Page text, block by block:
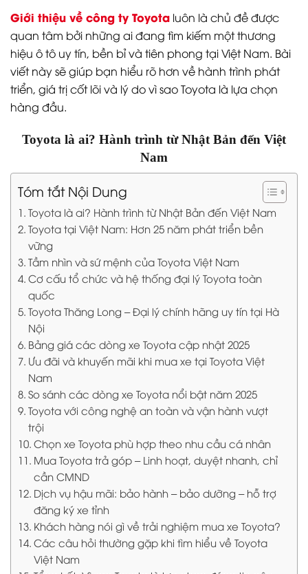
Giới thiệu về công ty Toyota luôn là chủ đề được
quan tâm bởi những ai đang tìm kiếm một thương
hiệu ô tô uy tín, bền bỉ và tiên phong tại Việt Nam. Bài
viết này sẽ giúp bạn hiểu rõ hơn về hành trình phát
triển, giá trị cốt lõi và lý do vì sao Toyota là lựa chọn
hàng đầu.
Toyota là ai? Hành trình từ Nhật Bản đến Việt
Nam
Tóm tắt Nội Dung
Toyota là ai? Hành trình từ Nhật Bản đến Việt Nam
Toyota tại Việt Nam: Hơn 25 năm phát triển bền
vững
Tầm nhìn và sứ mệnh của Toyota Việt Nam
Cơ cấu tổ chức và hệ thống đại lý Toyota toàn
quốc
Toyota Thăng Long – Đại lý chính hãng uy tín tại Hà
Nội
Bảng giá các dòng xe Toyota cập nhật 2025
Ưu đãi và khuyến mãi khi mua xe tại Toyota Việt
Nam
So sánh các dòng xe Toyota nổi bật năm 2025
Toyota với công nghệ an toàn và vận hành vượt
trội
Chọn xe Toyota phù hợp theo nhu cầu cá nhân
Mua Toyota trả góp – Linh hoạt, duyệt nhanh, chỉ
cần CMND
Dịch vụ hậu mãi: bảo hành – bảo dưỡng – hỗ trợ
đăng ký xe tỉnh
Khách hàng nói gì về trải nghiệm mua xe Toyota?
Các câu hỏi thường gặp khi tìm hiểu về Toyota
Việt Nam